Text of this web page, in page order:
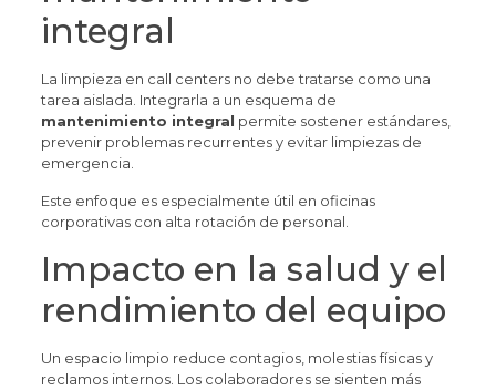
integral
La limpieza en call centers no debe tratarse como una
tarea aislada. Integrarla a un esquema de
mantenimiento integral permite sostener estándares,
prevenir problemas recurrentes y evitar limpiezas de
emergencia.
Este enfoque es especialmente útil en oficinas
corporativas con alta rotación de personal.
Impacto en la salud y el
rendimiento del equipo
Un espacio limpio reduce contagios, molestias físicas y
reclamos internos. Los colaboradores se sienten más